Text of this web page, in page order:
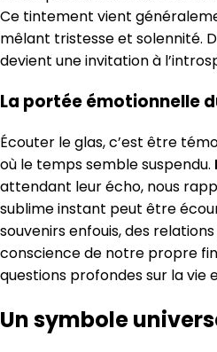
Ce tintement vient
mêlant tristesse et solennité.
devient une invitation à
La portée émotionnelle
Écouter le glas, c’est être
où le temps semble suspendu.
attendant leur écho, nous
sublime instant peut être
souvenirs enfouis, des
conscience de notre propre
questions profondes sur la vie
Un symbole